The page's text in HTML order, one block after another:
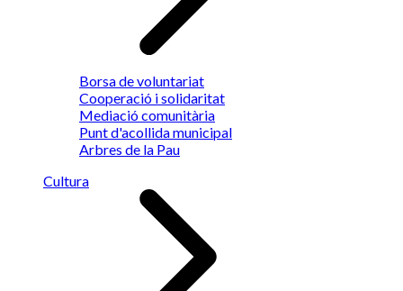
Borsa de voluntariat
Cooperació i solidaritat
Mediació comunitària
Punt d'acollida municipal
Arbres de la Pau
Cultura